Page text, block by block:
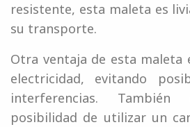
resistente, esta maleta es
su transporte.
Otra ventaja de esta maleta
electricidad, evitando
interferencias.
posibilidad de utilizar un